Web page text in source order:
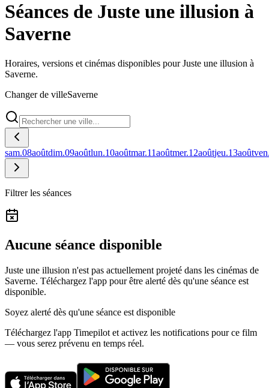
Séances de Juste une illusion à
Saverne
Horaires, versions et cinémas disponibles pour Juste une illusion à
Saverne.
Changer de villeSaverne
sam.08aoûtdim.09aoûtlun.10aoûtmar.11aoûtmer.12aoûtjeu.13août
Filtrer les séances
Aucune séance disponible
Juste une illusion n'est pas actuellement projeté dans les cinémas de
Saverne. Téléchargez l'app pour être alerté dès qu'une séance est
disponible.
Soyez alerté dès qu'une séance est disponible
Téléchargez l'app Timepilot et activez les notifications pour ce film
— vous serez prévenu en temps réel.